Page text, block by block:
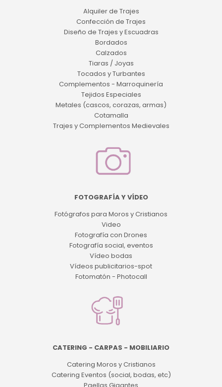
Alquiler de Trajes
Confección de Trajes
Diseño de Trajes y Escuadras
Bordados
Calzados
Tiaras / Joyas
Tocados y Turbantes
Complementos - Marroquinería
Tejidos Especiales
Metales (cascos, corazas, armas)
Cotamalla
Trajes y Complementos Medievales
FOTOGRAFÍA Y VÍDEO
Fotógrafos para Moros y Cristianos
Video
Fotografía con Drones
Fotografía social, eventos
Vídeo bodas
Vídeos publicitarios-spot
Fotomatón - Photocall
CATERING - CARPAS - MOBILIARIO
Catering Moros y Cristianos
Catering Eventos (social, bodas, etc)